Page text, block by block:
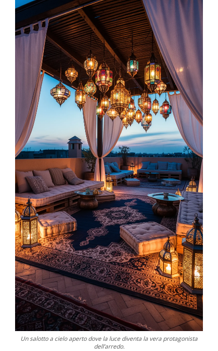
Un salotto a cielo aperto dove la luce diventa la vera protagonista
dell’arredo.